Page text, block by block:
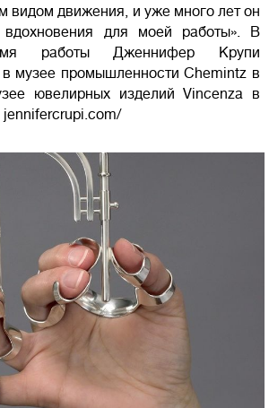
видом движения, и уже много лет он
вдохновения для моей работы». В
работы Дженнифер Крупи
музее промышленности Chemintz в
ювелирных изделий Vincenza в
jennifercrupi.com/